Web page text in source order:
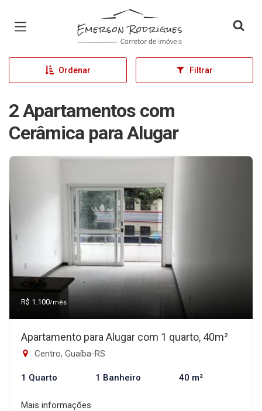
Página inicial
Ordenar Filtrar
2 Apartamentos com
Cerâmica para Alugar
R$ 1.100/mês
Apartamento para Alugar com 1 quarto, 40m²
Centro, Guaíba-RS
1 Quarto 1 Banheiro 40 m²
Mais informações